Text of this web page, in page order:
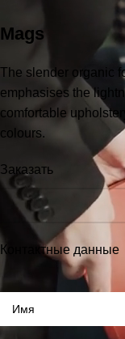
Mags
The slender organic
emphasises the
comfortable
colours.
Заказать
Контактные данные